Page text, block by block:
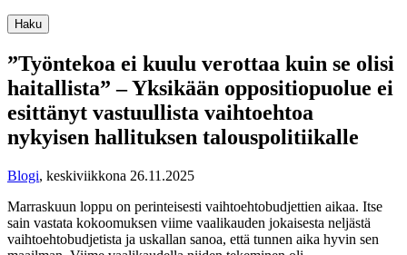
Haku
”Työntekoa ei kuulu verottaa kuin se olisi
haitallista” – Yksikään oppositiopuolue ei
esittänyt vastuullista vaihtoehtoa
nykyisen hallituksen talouspolitiikalle
Blogi, keskiviikkona 26.11.2025
Marraskuun loppu on perinteisesti vaihtoehtobudjettien aikaa. Itse
sain vastata kokoomuksen viime vaalikauden jokaisesta neljästä
vaihtoehtobudjetista ja uskallan sanoa, että tunnen aika hyvin sen